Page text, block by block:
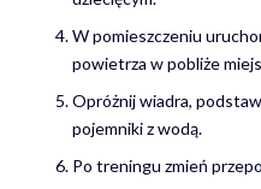
W pomieszczeniu
powietrza w pobliże
Opróżnij wiadra,
pojemniki z wodą.
Po treningu zmień